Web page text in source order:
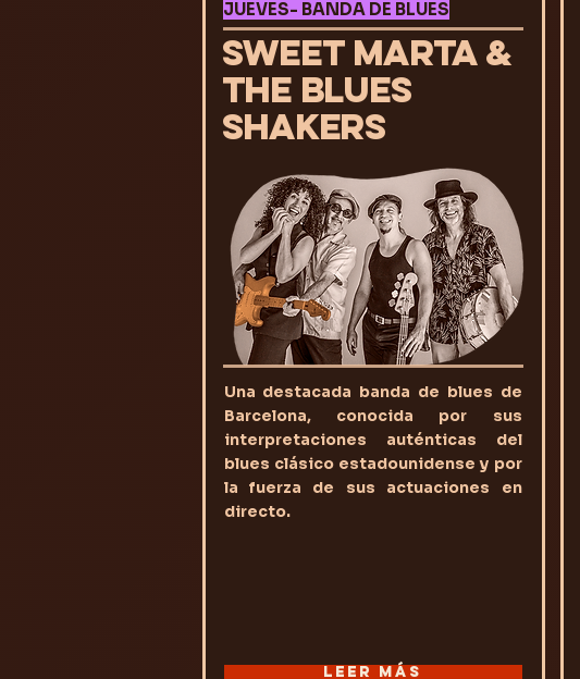
JUEVES- BANDA DE BLUES
SWEET MARTA &
THE BLUES
SHAKERS
Una destacada banda de blues de
Barcelona, conocida por sus
interpretaciones auténticas del
blues clásico estadounidense y por
la fuerza de sus actuaciones en
directo.
LEER MÁS